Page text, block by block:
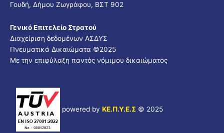
Γουδή, Δήμου Ζωγράφου, ΒΣΤ 902
Γενικό Επιτελείο Στρατού
Διαχείριση δεδομένων ΑΣΔΥΣ
Πνευματικά Δικαιώματα ©2025
Με την επιφύλαξη παντός νόμιμου δικαιώματος
powered by ΚΕ.Π.Υ.Ε.Σ © 2025